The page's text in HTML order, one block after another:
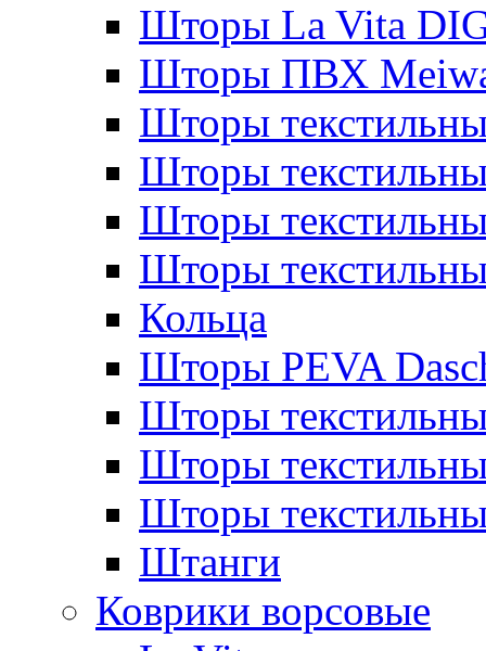
Шторы La Vita
Шторы ПВХ
Шторы
Шторы
Шторы
Шторы
Кольца
Шторы PEVA
Шторы
Шторы
Шторы
Штанги
Коврики ворсовые